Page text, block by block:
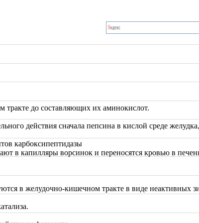
тракте до составляющих их аминокислот.
ного действия сначала пепсина в кислой среде
карбоксипептидазы
в капилляры ворсинок и переносятся кровью в
в желудочно-кишечном тракте в виде неактивных